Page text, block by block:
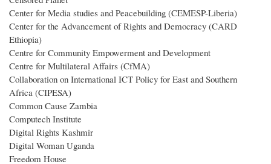
Center for Media studies and Peacebuilding (CEMESP-Liberia)
Center for the Advancement of Rights and Democracy (CARD
Ethiopia)
Centre for Community Empowerment and Development
Centre for Multilateral Affairs (CfMA)
Collaboration on International ICT Policy for East and Southern
Africa (CIPESA)
Common Cause Zambia
Computech Institute
Digital Rights Kashmir
Digital Woman Uganda
Freedom House